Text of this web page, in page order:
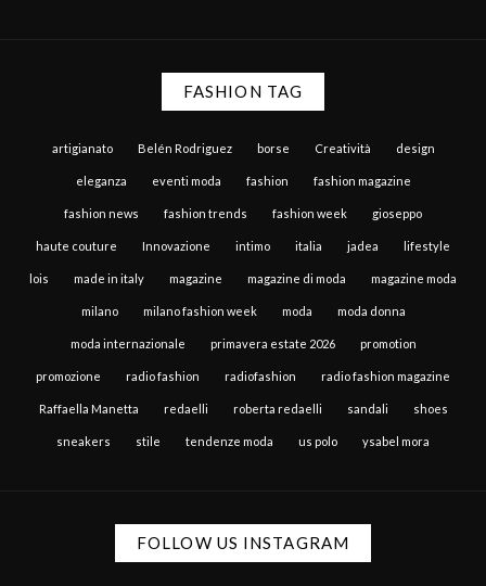
FASHION TAG
artigianato Belén Rodriguez borse Creatività design
eleganza eventi moda fashion fashion magazine
fashion news fashion trends fashion week gioseppo
haute couture Innovazione intimo italia jadea lifestyle
lois made in italy magazine magazine di moda magazine moda
milano milano fashion week moda moda donna
moda internazionale primavera estate 2026 promotion
promozione radio fashion radiofashion radio fashion magazine
Raffaella Manetta redaelli roberta redaelli sandali shoes
sneakers stile tendenze moda us polo ysabel mora
FOLLOW US INSTAGRAM